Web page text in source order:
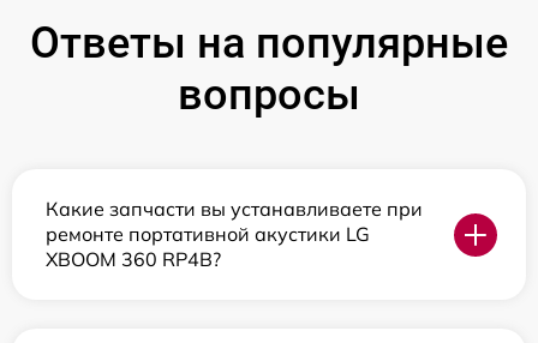
Ответы на популярные
вопросы
Какие запчасти вы устанавливаете при
ремонте портативной акустики LG
XBOOM 360 RP4B?